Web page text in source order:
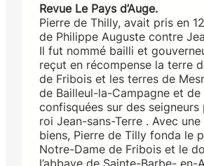
Revue Le Pays d’Auge.
Pierre de Thilly, avait pris en
de Philippe Auguste contre
Il fut nommé bailli et
reçut en récompense la terre
de Fribois et les terres de
de Bailleul-la-Campagne et de
confisquées sur des seigneurs
roi Jean-sans-Terre . Avec
biens, Pierre de Tilly fonda le
Notre-Dame de Fribois et le
l’abbaye de Sainte-Barbe- en-